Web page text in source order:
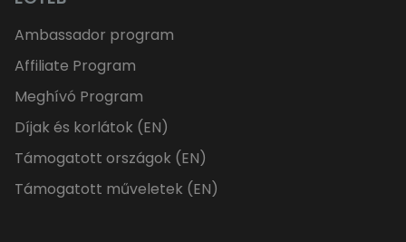
Ambassador program
Affiliate Program
Meghívó Program
Díjak és korlátok (EN)
Támogatott országok (EN)
Támogatott műveletek (EN)